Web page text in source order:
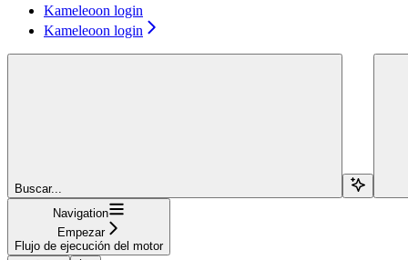
Kameleoon login
Kameleoon login
Buscar...
Navigation
Empezar
Flujo de ejecución del motor